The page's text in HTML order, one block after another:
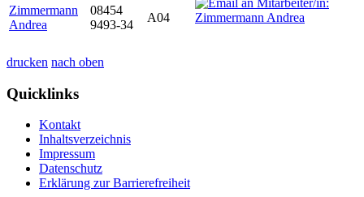
Zimmermann
Andrea
08454
9493-34
A04
drucken nach oben
Quicklinks
Kontakt
Inhaltsverzeichnis
Impressum
Datenschutz
Erklärung zur Barrierefreiheit